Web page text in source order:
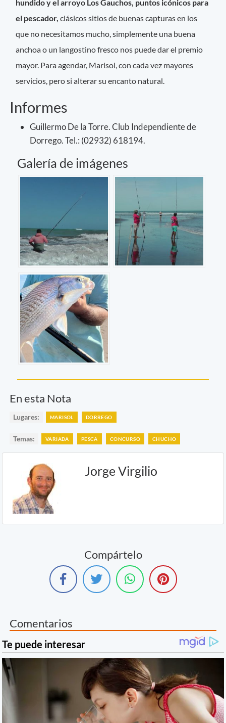
hundido y el arroyo Los Gauchos, puntos icónicos para
el pescador, clásicos sitios de buenas capturas en los
que no necesitamos mucho, simplemente una buena
anchoa o un langostino fresco nos puede dar el premio
mayor. Para agendar, Marisol, con cada vez mayores
servicios, pero si alterar su encanto natural.
Informes
Guillermo De la Torre. Club Independiente de
Dorrego. Tel.: (02932) 618194.
Galería de imágenes
En esta Nota
Lugares: MARISOL DORREGO
Temas: VARIADA PESCA CONCURSO CHUCHO
Jorge Virgilio
Compártelo
Comentarios